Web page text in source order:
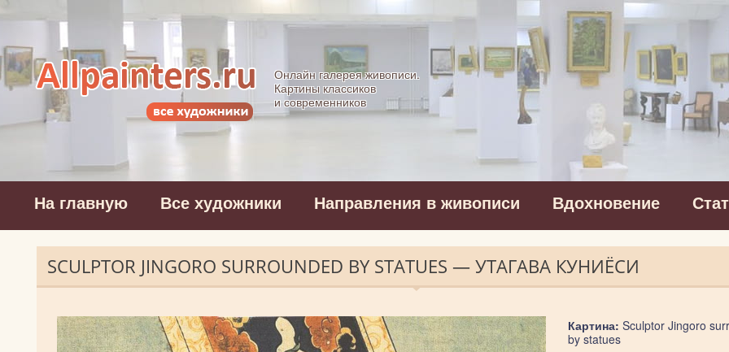
Allpainters.ru - картинная галерея
Онлайн галерея живописи.
Картины классиков
и современников
На главную Все художники Направления в живописи Вдохновение
SCULPTOR JINGORO SURROUNDED BY STATUES — УТАГАВА КУНИЁСИ
Картина: Sculptor Jingoro
by statues